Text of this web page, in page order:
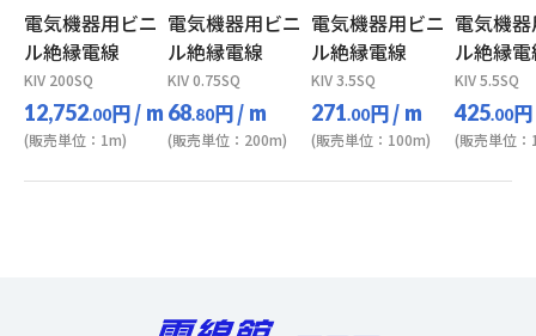
電気機器用ビニ
ル絶縁電線
KIV 200SQ
12,752.00円/ m
(販売単位：1m)
電気機器用ビニ
ル絶縁電線
KIV 0.75SQ
68.80円/ m
(販売単位：200m)
電気機器用ビニ
ル絶縁電線
KIV 3.5SQ
271.00円/ m
(販売単位：100m)
電気機
ル絶縁
KIV 5.5SQ
425.00円
(販売単位